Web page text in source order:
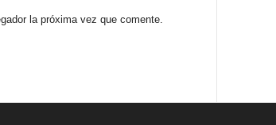
la próxima vez que comente.